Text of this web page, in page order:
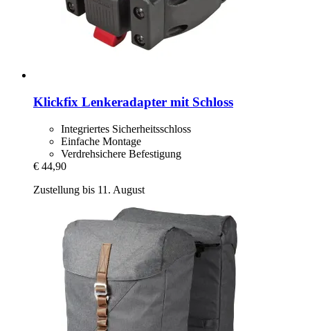
Klickfix Lenkeradapter mit Schloss
Integriertes Sicherheitsschloss
Einfache Montage
Verdrehsichere Befestigung
€ 44,90
Zustellung bis 11. August